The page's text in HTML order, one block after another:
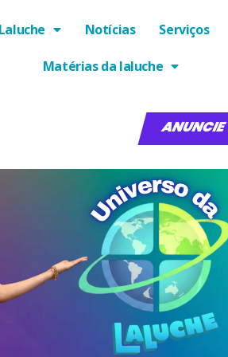
Notícias Serviços
Matérias da laluche
ANUNCIE